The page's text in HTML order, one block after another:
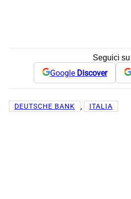
Seguici su
Google Discover
DEUTSCHE BANK , ITALIA